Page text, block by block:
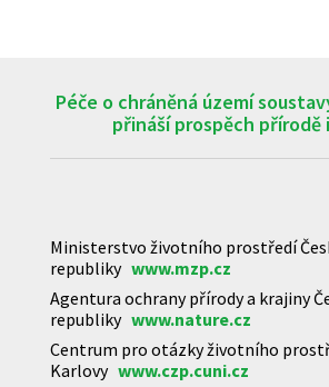
Péče o chráněná území
přináší prospěch přírodě
Ministerstvo životního prostředí
republiky www.mzp.cz
Agentura ochrany přírody a krajiny
republiky www.nature.cz
Centrum pro otázky životního
Karlovy www.czp.cuni.cz